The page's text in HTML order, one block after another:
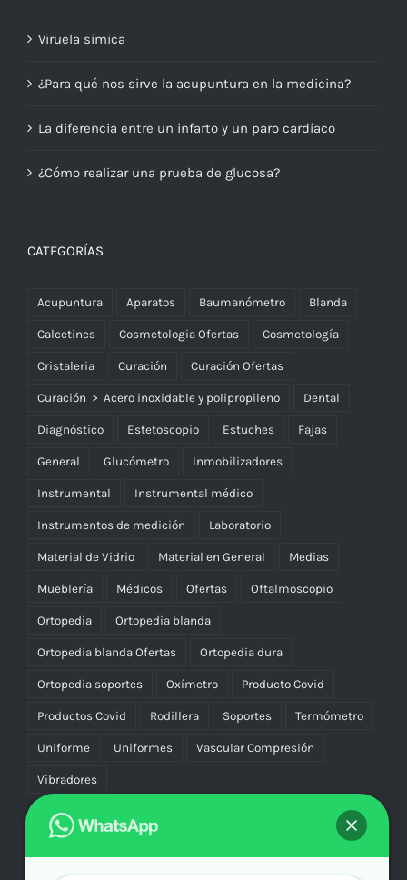
Viruela símica
¿Para qué nos sirve la acupuntura en la medicina?
La diferencia entre un infarto y un paro cardíaco
¿Cómo realizar una prueba de glucosa?
CATEGORÍAS
Acupuntura Aparatos Baumanómetro Blanda
Calcetines Cosmetologia Ofertas Cosmetología
Cristaleria Curación Curación Ofertas
Curación > Acero inoxidable y polipropileno Dental
Diagnóstico Estetoscopio Estuches Fajas
General Glucómetro Inmobilizadores
Instrumental Instrumental médico
Instrumentos de medición Laboratorio
Material de Vidrio Material en General Medias
Mueblería Médicos Ofertas Oftalmoscopio
Ortopedia Ortopedia blanda
Ortopedia blanda Ofertas Ortopedia dura
Ortopedia soportes Oxímetro Producto Covid
Productos Covid Rodillera Soportes Termómetro
Uniforme Uniformes Vascular Compresión
Vibradores